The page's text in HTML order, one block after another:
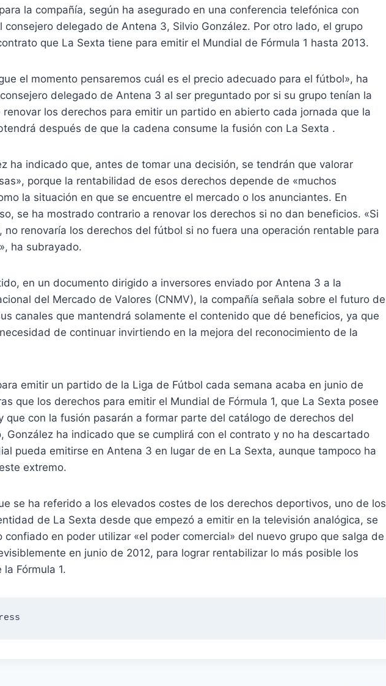
la compañía, según ha asegurado en una conferencia telefónica con
consejero delegado de Antena 3, Silvio González. Por otro lado, el grupo
que La Sexta tiene para emitir el Mundial de Fórmula 1 hasta 2013.
el momento pensaremos cuál es el precio adecuado para el fútbol», ha
delegado de Antena 3 al ser preguntado por si su grupo tenían la
renovar los derechos para emitir un partido en abierto cada jornada que la
después de que la cadena consume la fusión con La Sexta .
ha indicado que, antes de tomar una decisión, se tendrán que valorar
porque la rentabilidad de esos derechos depende de «muchos
la situación en que se encuentre el mercado o los anunciantes. En
se ha mostrado contrario a renovar los derechos si no dan beneficios. «Si
no renovaría los derechos del fútbol si no fuera una operación rentable para
ha subrayado.
en un documento dirigido a inversores enviado por Antena 3 a la
del Mercado de Valores (CNMV), la compañía señala sobre el futuro de
canales que mantendrá solamente el contenido que dé beneficios, ya que
de continuar invirtiendo en la mejora del reconocimiento de la
emitir un partido de la Liga de Fútbol cada semana acaba en junio de
que los derechos para emitir el Mundial de Fórmula 1, que La Sexta posee
que con la fusión pasarán a formar parte del catálogo de derechos del
González ha indicado que se cumplirá con el contrato y no ha descartado
pueda emitirse en Antena 3 en lugar de en La Sexta, aunque tampoco ha
extremo.
se ha referido a los elevados costes de los derechos deportivos, uno de los
de La Sexta desde que empezó a emitir en la televisión analógica, se
confiado en poder utilizar «el poder comercial» del nuevo grupo que salga de
en junio de 2012, para lograr rentabilizar lo más posible los
Fórmula 1.